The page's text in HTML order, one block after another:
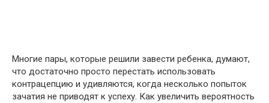
Многие пары, которые решили завести ребенка, думают,
что достаточно просто перестать использовать
контрацепцию и удивляются, когда несколько попыток
зачатия не приводят к успеху. Как увеличить вероятность